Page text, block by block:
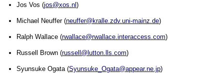
Jos Vos (jos@xos.nl)
Michael Neuffer (neuffer@kralle.zdv.uni-mainz.de)
Ralph Wallace (rwallace@rwallace.interaccess.com)
Russell Brown (russell@lutton.lls.com)
Syunsuke Ogata (Syunsuke_Ogata@appear.ne.jp)